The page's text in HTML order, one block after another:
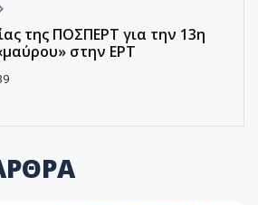
της ΠΟΣΠΕΡΤ για την 13η
στην ΕΡΤ